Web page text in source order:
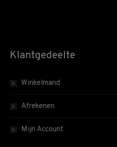
Klantgedeelte
Winkelmand
Afrekenen
Mijn Account